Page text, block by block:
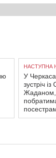
НАСТУПНА
У
зустріч із
Жаданом,